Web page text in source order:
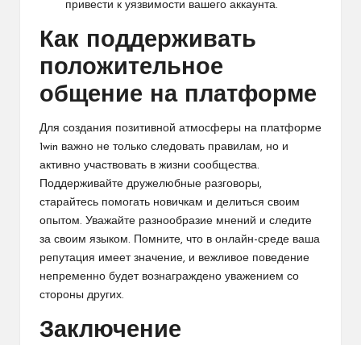
привести к уязвимости вашего аккаунта.
Как поддерживать
положительное
общение на платформе
Для создания позитивной атмосферы на платформе
1win важно не только следовать правилам, но и
активно участвовать в жизни сообщества.
Поддерживайте дружелюбные разговоры,
старайтесь помогать новичкам и делиться своим
опытом. Уважайте разнообразие мнений и следите
за своим языком. Помните, что в онлайн-среде ваша
репутация имеет значение, и вежливое поведение
непременно будет вознаграждено уважением со
стороны других.
Заключение